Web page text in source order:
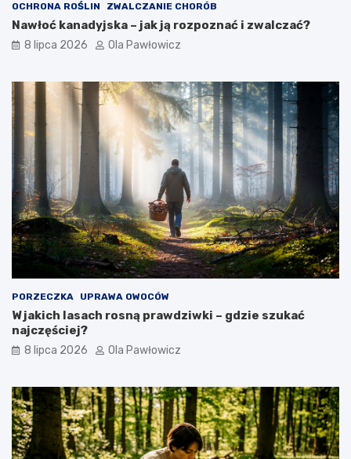
OCHRONA ROŚLIN ZWALCZANIE CHORÓB
Nawłoć kanadyjska – jak ją rozpoznać i zwalczać?
8 lipca 2026 Ola Pawłowicz
PORZECZKA UPRAWA OWOCÓW
W jakich lasach rosną prawdziwki – gdzie szukać
najczęściej?
8 lipca 2026 Ola Pawłowicz